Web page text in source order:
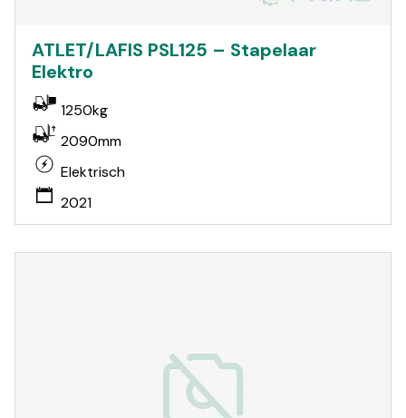
ATLET/LAFIS PSL125 – Stapelaar
Elektro
1250kg
2090mm
Elektrisch
2021